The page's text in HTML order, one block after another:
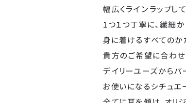
幅広くラインラップして
1つ１つ丁寧に、繊細
身に着けるすべてのか
貴方のご希望に合わせ
デイリーユーズからパ
お使いになるシチュエ